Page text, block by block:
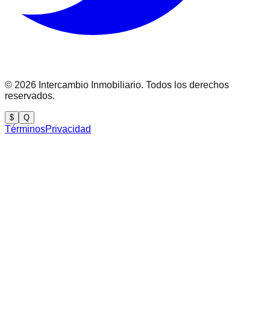
© 2026 Intercambio Inmobiliario. Todos los derechos
reservados.
$ Q
TérminosPrivacidad